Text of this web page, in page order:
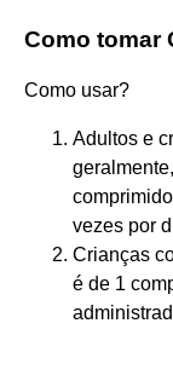
Como tomar
Como usar?
Adultos e
vezes por
Crianças
é de 1